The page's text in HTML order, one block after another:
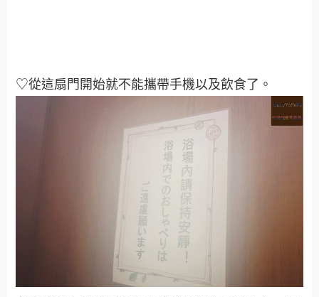
♡從這扇門開始就不能攜帶手機以及飲食了。